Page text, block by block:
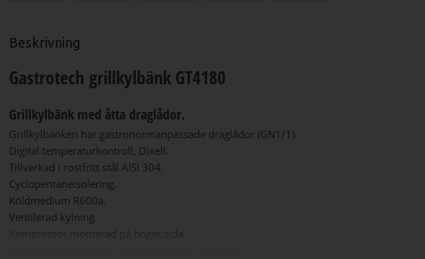
Beskrivning
Gastrotech grillkylbänk GT4180
Grillkylbänk med åtta draglådor.
Grillkylbänken har gastronormanpassade draglådor (GN1/1).
Digital temperaturkontroll, Dixell.
Tillverkad i rostfritt stål AISI 304.
Cyclopentaneisolering.
Köldmedium R600a.
Ventilerad kylning.
Kompressor monterad på höger sida.